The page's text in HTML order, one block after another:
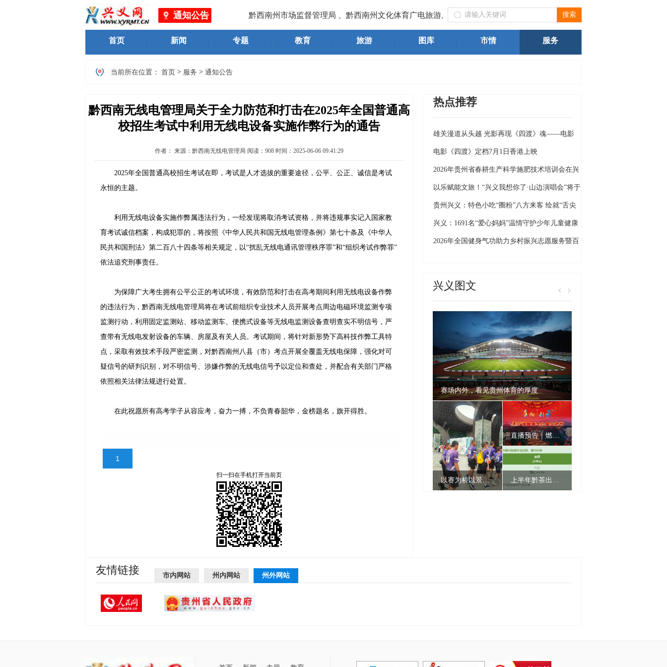
通知公告 黔西南州市场监督管理局 、黔西南州文化体育广电旅游局（黔西南州文物局）关于进一步规范我州旅游市场价格行为的提
首页 新闻 专题 教育 旅游 图库 市情 服务
当前所在位置： 首页 > 服务 > 通知公告
黔西南无线电管理局关于全力防范和打击在2025年全国普通高
校招生考试中利用无线电设备实施作弊行为的通告
作者： 来源：黔西南无线电管理局 阅读： 908 时间： 2025-06-06 09:41:29
2025年全国普通高校招生考试在即，考试是人才选拔的重要途径，公平、公正、诚信是考试
永恒的主题。
利用无线电设备实施作弊属违法行为，一经发现将取消考试资格，并将违规事实记入国家教
育考试诚信档案，构成犯罪的，将按照《中华人民共和国无线电管理条例》第七十条及《中华人
民共和国刑法》第二百八十四条等相关规定，以“扰乱无线电通讯管理秩序罪”和“组织考试作弊罪”
依法追究刑事责任。
为保障广大考生拥有公平公正的考试环境，有效防范和打击在高考期间利用无线电设备作弊
的违法行为，黔西南无线电管理局将在考试前组织专业技术人员开展考点周边电磁环境监测专项
监测行动，利用固定监测站、移动监测车、便携式设备等无线电监测设备查明查实不明信号，严
查带有无线电发射设备的车辆、房屋及有关人员。考试期间，将针对新形势下高科技作弊工具特
点，采取有效技术手段严密监测，对黔西南州八县（市）考点开展全覆盖无线电保障，强化对可
疑信号的研判识别，对不明信号、涉嫌作弊的无线电信号予以定位和查处，并配合有关部门严格
依照相关法律法规进行处置。
在此祝愿所有高考学子从容应考，奋力一搏，不负青春韶华，金榜题名，旗开得胜。
1
扫一扫在手机打开当前页
热点推荐
雄关漫道从头越 光影再现《四渡》魂——电影
《四渡》定档6月26日
电影《四渡》定档7月1日香港上映
2026年贵州省春耕生产科学施肥技术培训会在兴
义举行
以乐赋能文旅！“兴义我想你了·山边演唱会”将于
7月18日燃情开唱
贵州兴义：特色小吃“圈粉”八方来客 绘就“舌尖
上的旅居”新画卷
兴义：1691名“爱心妈妈”温情守护少年儿童健康
成长
2026年全国健身气功助力乡村振兴志愿服务暨百
兴义图文
赛场内外，看见贵州体育的厚度
以赛为桥以景连心 两岸青年共赏兴义好风光
直播预告｜燃爆仲夏！贵州“村舞”暨2026晴隆火把节狂欢上线！
上半年黔茶出口量额双增 均价跃居全国第二
友情链接 市内网站 州内网站 州外网站